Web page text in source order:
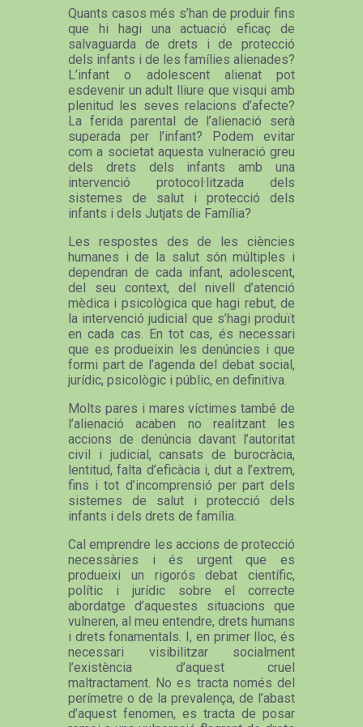
Quants casos més s’han de produir fins
que hi hagi una actuació eficaç de
salvaguarda de drets i de protecció
dels infants i de les famílies alienades?
L’infant o adolescent alienat pot
esdevenir un adult lliure que visqui amb
plenitud les seves relacions d’afecte?
La ferida parental de l’alienació serà
superada per l’infant? Podem evitar
com a societat aquesta vulneració greu
dels drets dels infants amb una
intervenció protocol·litzada dels
sistemes de salut i protecció dels
infants i dels Jutjats de Família?
Les respostes des de les ciències
humanes i de la salut són múltiples i
dependran de cada infant, adolescent,
del seu context, del nivell d’atenció
mèdica i psicològica que hagi rebut, de
la intervenció judicial que s’hagi produït
en cada cas. En tot cas, és necessari
que es produeixin les denúncies i que
formi part de l’agenda del debat social,
jurídic, psicològic i públic, en definitiva.
Molts pares i mares víctimes també de
l’alienació acaben no realitzant les
accions de denúncia davant l’autoritat
civil i judicial, cansats de burocràcia,
lentitud, falta d’eficàcia i, dut a l’extrem,
fins i tot d’incomprensió per part dels
sistemes de salut i protecció dels
infants i dels drets de família.
Cal emprendre les accions de protecció
necessàries i és urgent que es
produeixi un rigorós debat científic,
polític i jurídic sobre el correcte
abordatge d’aquestes situacions que
vulneren, al meu entendre, drets humans
i drets fonamentals. I, en primer lloc, és
necessari visibilitzar socialment
l’existència d’aquest cruel
maltractament. No es tracta només del
perímetre o de la prevalença, de l’abast
d’aquest fenomen, es tracta de posar